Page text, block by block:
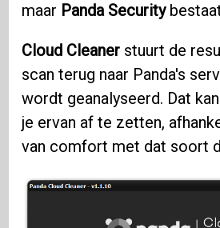
maar Panda Security
Cloud Cleaner stuurt de
scan terug naar Panda's
wordt geanalyseerd. Dat
je ervan af te zetten,
van comfort met dat soort